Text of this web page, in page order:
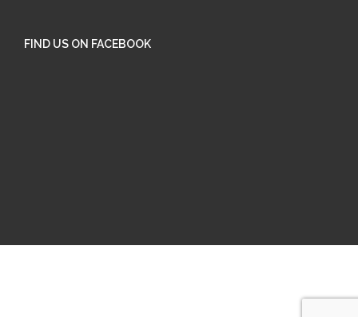
FIND US ON FACEBOOK